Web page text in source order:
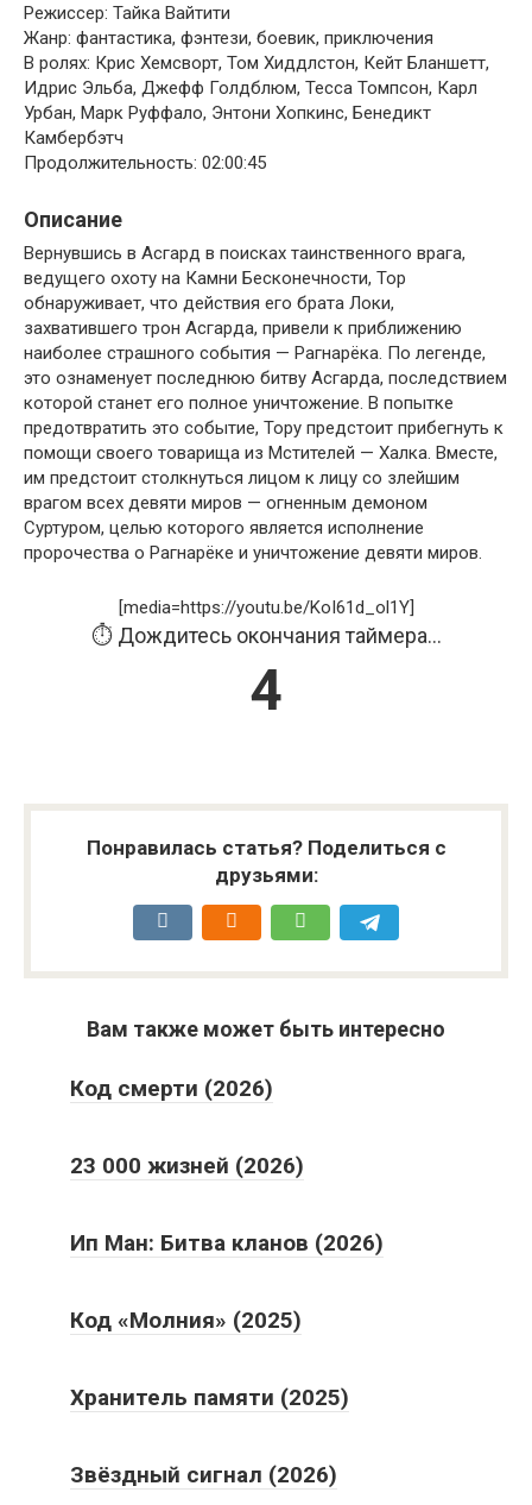
Режиссер: Тайка Вайтити
Жанр: фантастика, фэнтези, боевик, приключения
В ролях: Крис Хемсворт, Том Хиддлстон, Кейт Бланшетт,
Идрис Эльба, Джефф Голдблюм, Тесса Томпсон, Карл
Урбан, Марк Руффало, Энтони Хопкинс, Бенедикт
Камбербэтч
Продолжительность: 02:00:45
Описание
Вернувшись в Асгард в поисках таинственного врага,
ведущего охоту на Камни Бесконечности, Тор
обнаруживает, что действия его брата Локи,
захватившего трон Асгарда, привели к приближению
наиболее страшного события — Рагнарёка. По легенде,
это ознаменует последнюю битву Асгарда, последствием
которой станет его полное уничтожение. В попытке
предотвратить это событие, Тору предстоит прибегнуть к
помощи своего товарища из Мстителей — Халка. Вместе,
им предстоит столкнуться лицом к лицу со злейшим
врагом всех девяти миров — огненным демоном
Суртуром, целью которого является исполнение
пророчества о Рагнарёке и уничтожение девяти миров.
[media=https://youtu.be/KoI61d_ol1Y]
⏱️ Дождитесь окончания таймера...
4
Понравилась статья? Поделиться с
друзьями:
Вам также может быть интересно
Код смерти (2026)
23 000 жизней (2026)
Ип Ман: Битва кланов (2026)
Код «Молния» (2025)
Хранитель памяти (2025)
Звёздный сигнал (2026)